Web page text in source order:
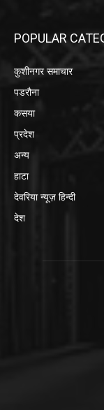
POPULAR
कुशीनगर समाचार
पडरौना
कसया
प्रदेश
अन्य
हाटा
देवरिया न्यूज़ हिन्दी
देश